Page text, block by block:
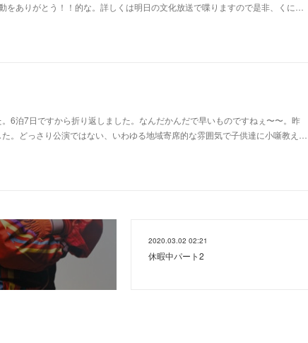
をありがとう！！的な。詳しくは明日の文化放送で喋りますので是非、くに…
6泊7日ですから折り返しました。なんだかんだで早いものですねぇ〜〜。昨
。どっさり公演ではない、いわゆる地域寄席的な雰囲気で子供達に小噺教え…
2020.03.02 02:21
休暇中パート2